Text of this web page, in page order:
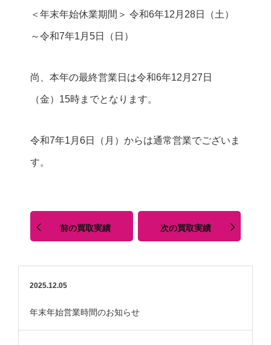
＜年末年始休業期間＞ 令和6年12月28日（土）
～令和7年1月5日（日）
尚、本年の最終営業日は令和6年12月27日
（金）15時までとなります。
令和7年1月6日（月）からは通常営業でございま
す。
2025.12.05
年末年始営業時間のお知らせ